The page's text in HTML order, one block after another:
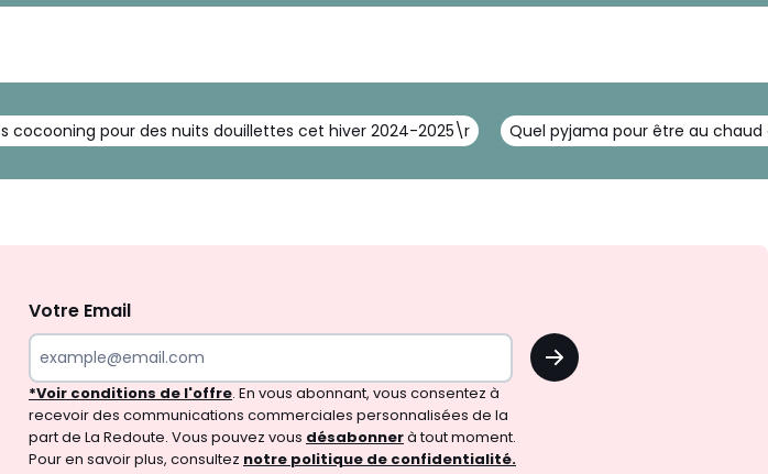
cocooning pour des nuits douillettes cet hiver 2024-2025\r Quel pyjama pour être au chaud
Votre Email
OK
*Voir conditions de l'offre. En vous abonnant, vous consentez à
recevoir des communications commerciales personnalisées de la
part de La Redoute. Vous pouvez vous désabonnerà tout moment.
Pour en savoir plus, consultez notre politique de confidentialité.